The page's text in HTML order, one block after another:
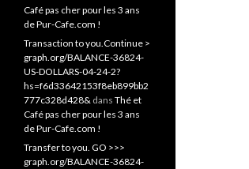
Café pas cher pour les 3 ans
de Pur-Cafe.com !
Transaction to you.Continue >
graph.org/BALANCE-36824-
US-DOLLARS-04-24-2?
hs=f6d33642153f8eb899bb2
777c328d428& dans Thé et
Café pas cher pour les 3 ans
de Pur-Cafe.com !
Transfer to you. GO >>>
graph.org/BALANCE-36824-